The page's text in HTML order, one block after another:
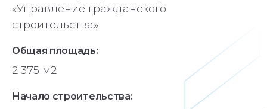
«Управление гражданского
строительства»
Общая площадь:
2 375 м2
Начало строительства: